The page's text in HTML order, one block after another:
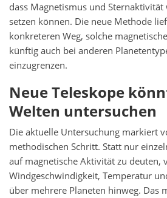
dass Magnetismus und Sternaktivität
setzen können. Die neue Methode
konkreteren Weg, solche
künftig auch bei anderen
einzugrenzen.
Neue Teleskope
Welten untersuchen
Die aktuelle Untersuchung markiert
methodischen Schritt. Statt nur
auf magnetische Aktivität zu deuten,
Windgeschwindigkeit, Temperatur
über mehrere Planeten hinweg. Das